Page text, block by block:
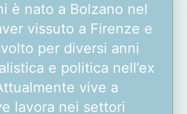
è nato a Bolzano nel
vissuto a Firenze e
per diversi anni
e politica nell’ex
vive a
lavora nei settori